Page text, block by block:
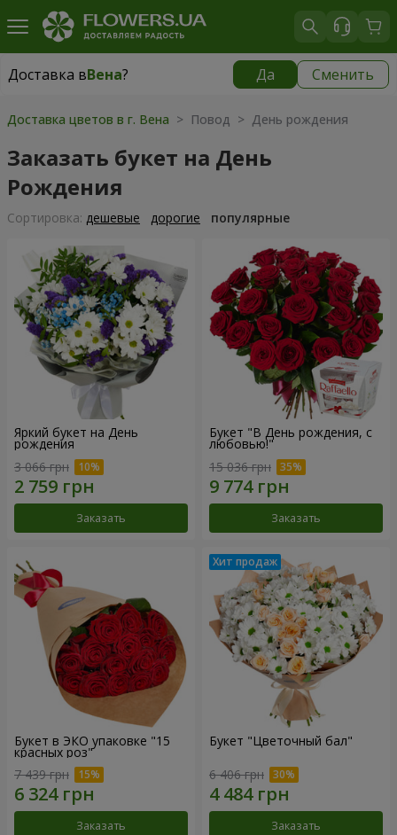
Доставка вВена? Да Сменить
Доставка вВена
Доставка цветов в г. Вена > Повод > День рождения
Заказать букет на День
Рождения
Cортировка: дешевые дорогие популярные
Яркий букет на День
рождения
3 066 грн
Заказать
Букет "В День рождения, с
любовью!"
15 036 грн
Заказать
Букет в ЭКО упаковке "15
красных роз"
7 439 грн
Заказать
Букет "Цветочный бал"
6 406 грн
Заказать